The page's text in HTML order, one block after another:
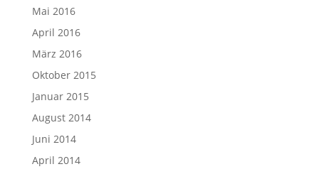
Mai 2016
April 2016
März 2016
Oktober 2015
Januar 2015
August 2014
Juni 2014
April 2014